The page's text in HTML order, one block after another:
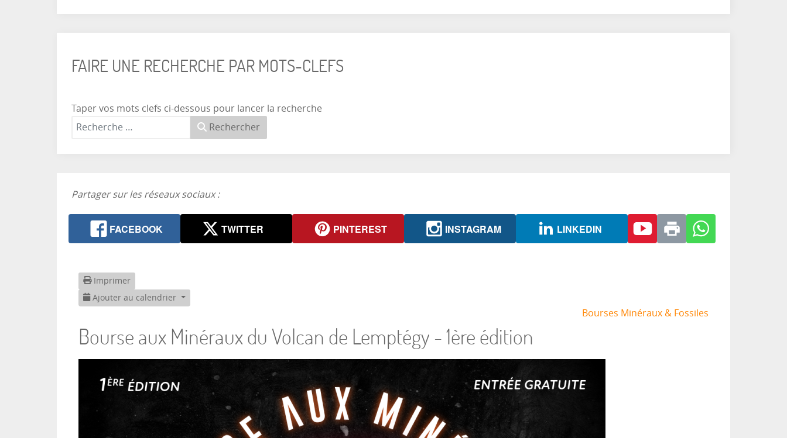
FAIRE UNE RECHERCHE PAR MOTS-CLEFS
Taper vos mots clefs ci-dessous pour lancer la recherche
Rechercher
Partager sur les réseaux sociaux :
FACEBOOK TWITTER PINTEREST INSTAGRAM LINKEDIN
Imprimer
Ajouter au calendrier
Bourse aux Minéraux du Volcan de Lemptégy - 1ère édition
Bourses Minéraux & Fossiles